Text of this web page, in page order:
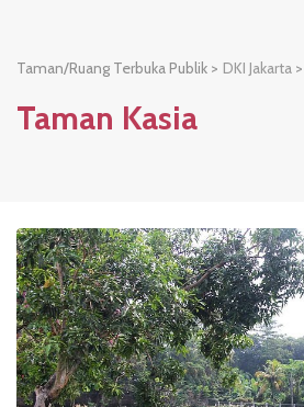
Taman/Ruang Terbuka Publik > DKI Jakarta >
Taman Kasia